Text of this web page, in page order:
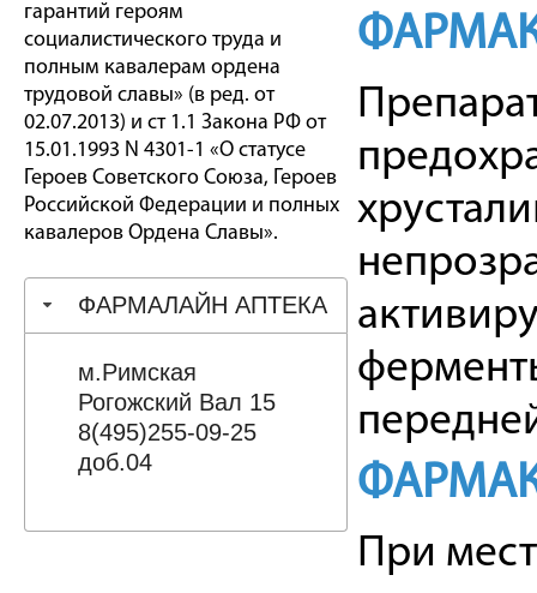
гарантий героям
социалистического труда и
полным кавалерам ордена
трудовой славы» (в ред. от
02.07.2013) и ст 1.1 Закона РФ от
15.01.1993 N 4301-1 «О статусе
Героев Советского Союза, Героев
Российской Федерации и полных
кавалеров Ордена Славы».
ФАРМАЛАЙН АПТЕКА
м.Римская
Рогожский Вал 15
8(495)255-09-25
доб.04
При